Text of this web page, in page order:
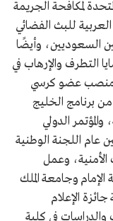
لمكافحة الجريمة
للبث الفضائي
السعوديين، وأيضًا
التطرف والإرهاب في
2011م، وشغل منصب عضو كرسي
برنامج الخليج
الدولي
اللجنة الوطنية
الأمنية، وعمل
وجامعة الملك
الإعلام
في كلية